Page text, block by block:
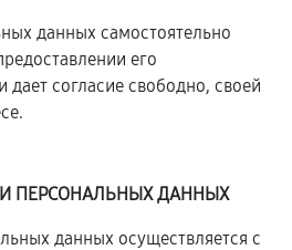
данных самостоятельно
его
согласие свободно, своей
ПЕРСОНАЛЬНЫХ ДАННЫХ
данных осуществляется с